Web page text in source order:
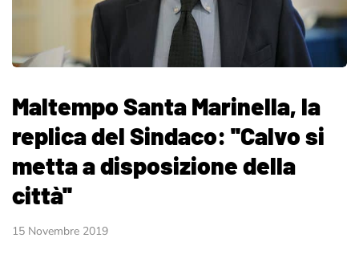
Maltempo Santa Marinella, la
replica del Sindaco: ''Calvo si
metta a disposizione della
città''
15 Novembre 2019